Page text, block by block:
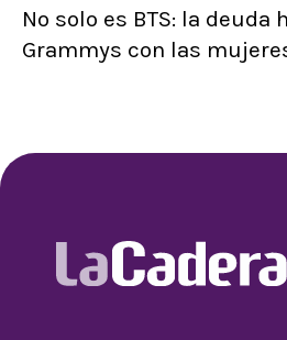
No solo es BTS: la deuda
Grammys con las